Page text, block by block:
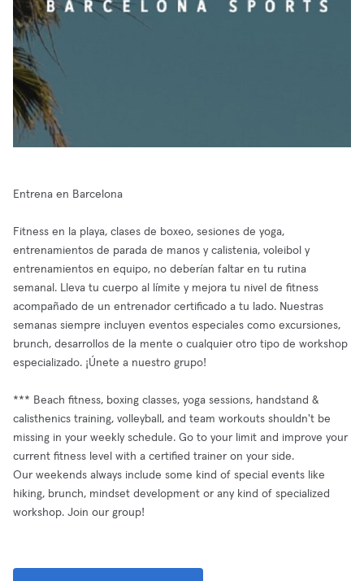
Entrena en Barcelona
Fitness en la playa, clases de boxeo, sesiones de yoga,
entrenamientos de parada de manos y calistenia, voleibol y
entrenamientos en equipo, no deberían faltar en tu rutina
semanal. Lleva tu cuerpo al límite y mejora tu nivel de fitness
acompañado de un entrenador certificado a tu lado. Nuestras
semanas siempre incluyen eventos especiales como excursiones,
brunch, desarrollos de la mente o cualquier otro tipo de workshop
especializado. ¡Únete a nuestro grupo!
*** Beach fitness, boxing classes, yoga sessions, handstand &
calisthenics training, volleyball, and team workouts shouldn't be
missing in your weekly schedule. Go to your limit and improve your
current fitness level with a certified trainer on your side.
Our weekends always include some kind of special events like
hiking, brunch, mindset development or any kind of specialized
workshop. Join our group!